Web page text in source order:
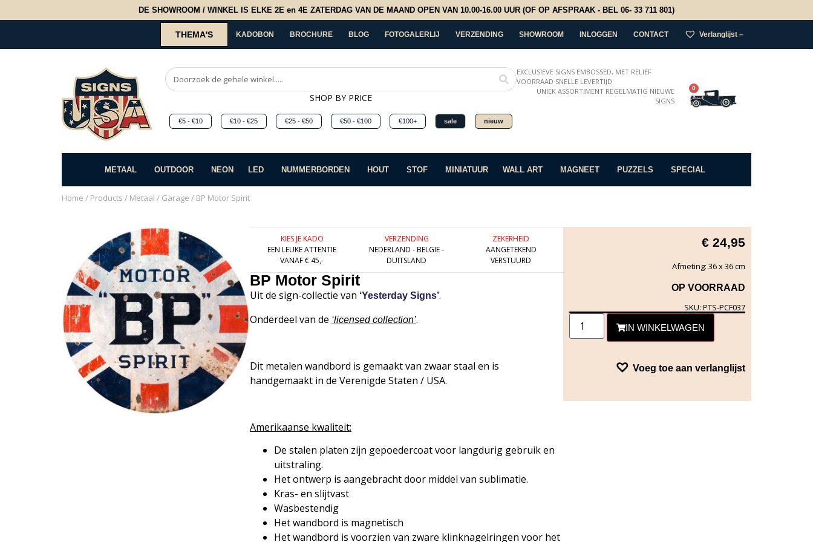
DE SHOWROOM / WINKEL IS ELKE 2E en 4E ZATERDAG VAN DE MAAND OPEN VAN 10.00-16.00 UUR (OF OP AFSPRAAK - BEL 06- 33 711 801)
THEMA'S KADOBON BROCHURE BLOG FOTOGALERLIJ VERZENDING SHOWROOM INLOGGEN CONTACT Verlanglijst –
SHOP BY PRICE
€5 - €10 €10 - €25 €25 - €50 €50 - €100 €100+ sale nieuw
EXCLUSIEVE SIGNS EMBOSSED, MET RELIEF
VOORRAAD SNELLE LEVERTIJD
UNIEK ASSORTIMENT REGELMATIG NIEUWE
SIGNS
0
METAAL OUTDOOR NEON LED NUMMERBORDEN HOUT STOF MINIATUUR WALL ART MAGNEET PUZZELS SPECIAL
Home / Products / Metaal / Garage / BP Motor Spirit
KIES JE KADO
EEN LEUKE ATTENTIE
VANAF € 45,-
VERZENDING
NEDERLAND - BELGIE -
DUITSLAND
ZEKERHEID
AANGETEKEND
VERSTUURD
BP Motor Spirit
Uit de sign-collectie van ‘Yesterday Signs’.
Onderdeel van de ‘licensed collection’.
Dit metalen wandbord is gemaakt van zwaar staal en is
handgemaakt in de Verenigde Staten / USA.
Amerikaanse kwaliteit:
De stalen platen zijn gepoedercoat voor langdurig gebruik en
uitstraling.
Het ontwerp is aangebracht door middel van sublimatie.
Kras- en slijtvast
Wasbestendig
Het wandbord is magnetisch
Het wandbord is voorzien van zware klinknagelringen voor het
€ 24,95
Afmeting: 36 x 36 cm
OP VOORRAAD
SKU: PTS-PCF037
IN WINKELWAGEN
Voeg toe aan verlanglijst